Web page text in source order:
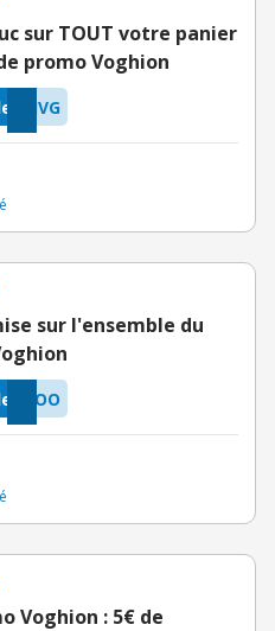
sur TOUT votre panier
promo Voghion
IVG
sur l'ensemble du
6OO
Voghion : 5€ de